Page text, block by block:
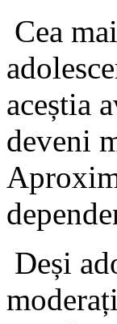
Cea
aceștia
deveni
Deși